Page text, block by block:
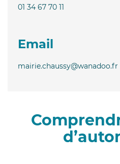
01 34 67 70 11
Email
mairie.chaussy@wanadoo.fr